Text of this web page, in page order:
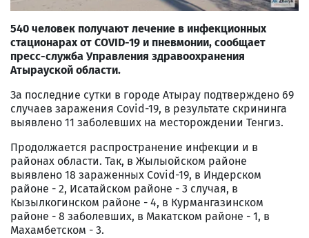
540 человек получают лечение в инфекционных
стационарах от COVID-19 и пневмонии, сообщает
пресс-служба Управления здравоохранения
Атырауской области.
За последние сутки в городе Атырау подтверждено 69
случаев заражения Covid-19, в результате скрининга
выявлено 11 заболевших на месторождении Тенгиз.
Продолжается распространение инфекции и в
районах области. Так, в Жылыойском районе
выявлено 18 зараженных Covid-19, в Индерском
районе - 2, Исатайском районе - 3 случая, в
Кызылкогинском районе - 4, в Курмангазинском
районе - 8 заболевших, в Макатском районе - 1, в
Махамбетском - 3.